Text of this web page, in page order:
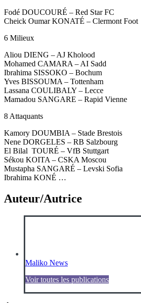
Fodé DOUCOURÉ – Red Star FC
Cheick Oumar KONATÉ – Clermont Foot
6 Milieux
Aliou DIENG – AJ Kholood
Mohamed CAMARA – AI Sadd
Ibrahima SISSOKO – Bochum
Yves BISSOUMA – Tottenham
Lassana COULIBALY – Lecce
Mamadou SANGARE – Rapid Vienne
8 Attaquants
Kamory DOUMBIA – Stade Brestois
Nene DORGELES – RB Salzbourg
El Bilal TOURÉ – VfB Stuttgart
Sékou KOITA – CSKA Moscou
Mustapha SANGARÉ – Levski Sofia
Ibrahima KONÉ …
Auteur/Autrice
Maliko News
Voir toutes les publications